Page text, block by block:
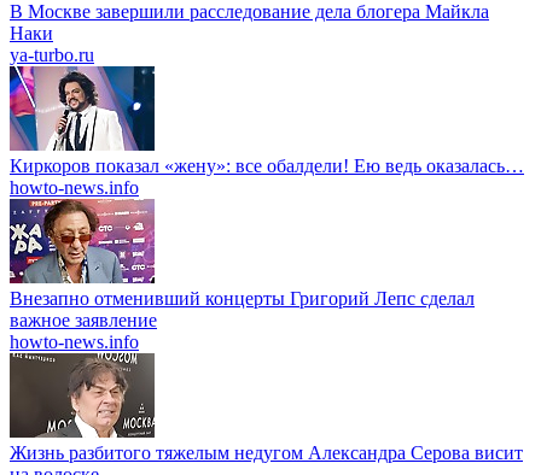
В Москве завершили расследование дела блогера Майкла
Наки
ya-turbo.ru
Киркоров показал «жену»: все обалдели! Ею ведь оказалась…
howto-news.info
Внезапно отменивший концерты Григорий Лепс сделал
важное заявление
howto-news.info
Жизнь разбитого тяжелым недугом Александра Серова висит